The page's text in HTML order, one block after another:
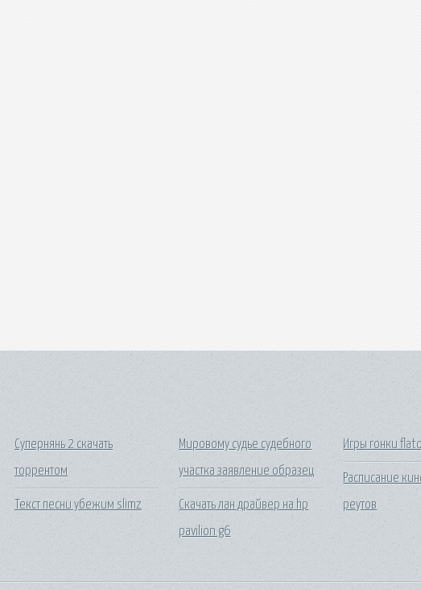
Супернянь 2 скачать
торрентом
Текст песни убежим slimz
Мировому судье судебного
участка заявление образец
Скачать лан драйвер на hp
pavilion g6
Игры гонки
Расписание
реутов